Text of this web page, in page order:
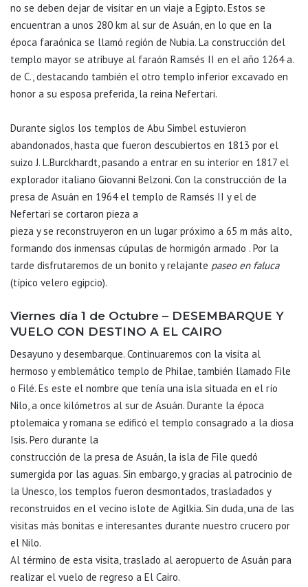
no se deben dejar de visitar en un viaje a Egipto. Estos se
encuentran a unos 280 km al sur de Asuán, en lo que en la
época faraónica se llamó región de Nubia. La construcción del
templo mayor se atribuye al faraón Ramsés II en el año 1264 a.
de C., destacando también el otro templo inferior excavado en
honor a su esposa preferida, la reina Nefertari.
Durante siglos los templos de Abu Simbel estuvieron
abandonados, hasta que fueron descubiertos en 1813 por el
suizo J. L.Burckhardt, pasando a entrar en su interior en 1817 el
explorador italiano Giovanni Belzoni. Con la construcción de la
presa de Asuán en 1964 el templo de Ramsés II y el de
Nefertari se cortaron pieza a
pieza y se reconstruyeron en un lugar próximo a 65 m más alto,
formando dos inmensas cúpulas de hormigón armado . Por la
tarde disfrutaremos de un bonito y relajante paseo en faluca
(típico velero egipcio).
Viernes día 1 de Octubre – DESEMBARQUE Y
VUELO CON DESTINO A EL CAIRO
Desayuno y desembarque. Continuaremos con la visita al
hermoso y emblemático templo de Philae, también llamado File
o Filé. Es este el nombre que tenía una isla situada en el río
Nilo, a once kilómetros al sur de Asuán. Durante la época
ptolemaica y romana se edificó el templo consagrado a la diosa
Isis. Pero durante la
construcción de la presa de Asuán, la isla de File quedó
sumergida por las aguas. Sin embargo, y gracias al patrocinio de
la Unesco, los templos fueron desmontados, trasladados y
reconstruidos en el vecino islote de Agilkia. Sin duda, una de las
visitas más bonitas e interesantes durante nuestro crucero por
el Nilo.
Al término de esta visita, traslado al aeropuerto de Asuán para
realizar el vuelo de regreso a El Cairo.